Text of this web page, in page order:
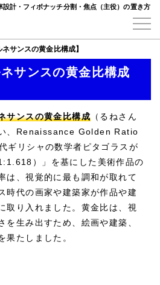
計・フィボナッチ分割・焦点（主役）の置き方
ネサンスの黄金比構成】
サンスの黄金比構成
サンスの黄金比構成 （るねさん
、Renaissance Golden Ratio
ギリシャの数学者ピタゴラスが
）」を基にした美術作品の
は、視覚的に最も調和が取れて
時代の画家や建築家が作品や建
取り入れました。黄金比は、視
を生み出すため、絵画や建築、
果たしました。